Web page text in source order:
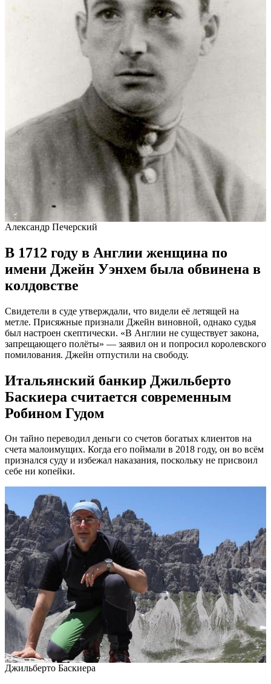
Александр Печерский
В 1712 году в Англии женщина по
имени Джейн Уэнхем была обвинена в
колдовстве
Свидетели в суде утверждали, что видели её летящей на
метле. Присяжные признали Джейн виновной, однако судья
был настроен скептически. «В Англии не существует закона,
запрещающего полёты» — заявил он и попросил королевского
помилования. Джейн отпустили на свободу.
Итальянский банкир Джильберто
Баскиера считается современным
Робином Гудом
Он тайно переводил деньги со счетов богатых клиентов на
счета малоимущих. Когда его поймали в 2018 году, он во всём
признался суду и избежал наказания, поскольку не присвоил
себе ни копейки.
Джильберто Баскиера